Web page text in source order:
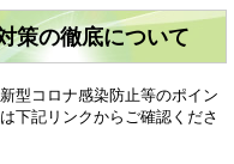
策の徹底について
コロナ感染防止等のポイン
下記リンクからご確認くださ